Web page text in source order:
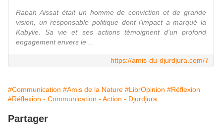
Rabah Aissat était un homme de conviction et de grande
vision, un responsable politique dont l'impact a marqué la
Kabylie. Sa vie et ses actions témoignent d'un profond
engagement envers le ...
https://amis-du-djurdjura.com/7
#Communication #Amis de la Nature #LibrOpinion #Réflexion
#Réflexion - Communication - Action - Djurdjura
Partager